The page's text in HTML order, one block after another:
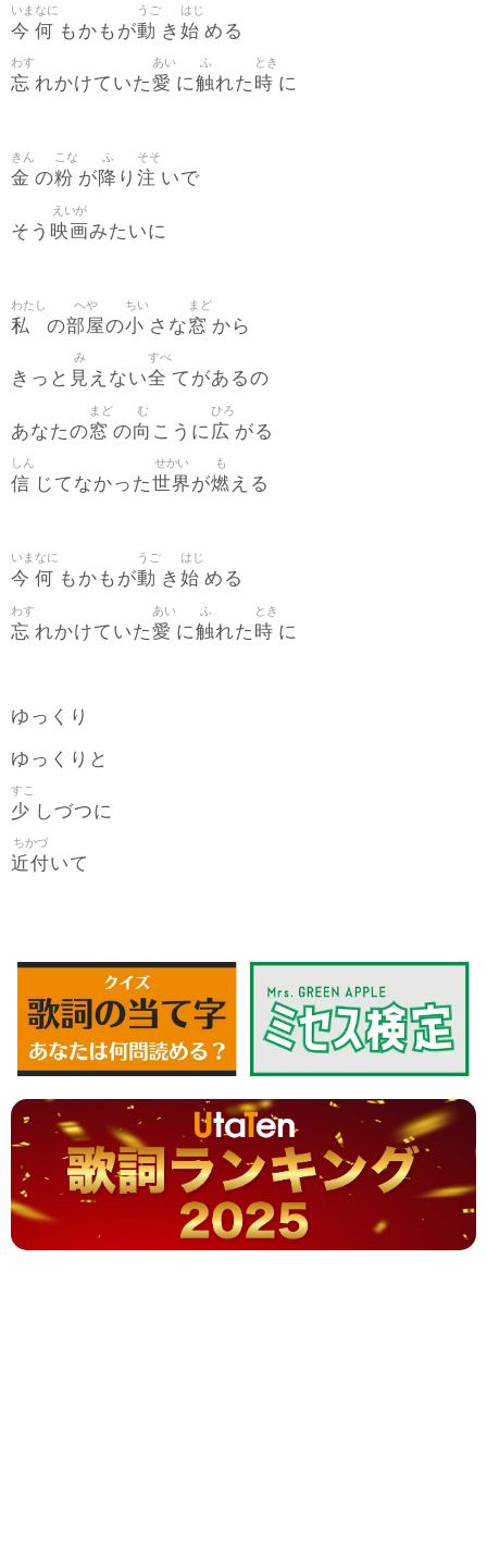
今
いま
何
なに
もかもが動
うご
き 始
はじ
める
忘
わす
れかけていた愛
あい
に触
ふ
れた 時
とき
に
金
きん
の粉
こな
が降
ふ
り 注
そそ
いで
そう 映画
えいが
みたいに
私
わたし
の部屋
へや
の小
ちい
さな窓
まど
から
きっと 見
み
えない全
すべ
てがあるの
あなたの窓
まど
の向
む
こうに 広
ひろ
がる
信
しん
じてなかった世界
せかい
が燃
も
える
今
いま
何
なに
もかもが動
うご
き 始
はじ
める
忘
わす
れかけていた愛
あい
に触
ふ
れた 時
とき
に
ゆっくり
ゆっくりと
少
すこ
しづつに
近付
ちかづ
いて